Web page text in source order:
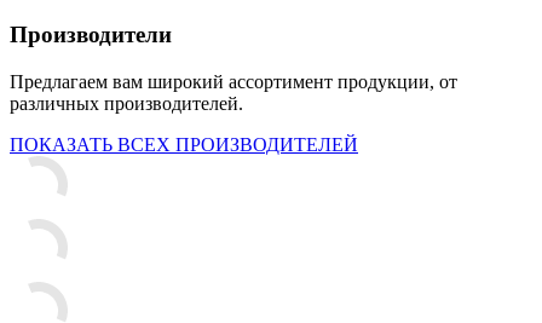
Производители
Предлагаем вам широкий ассортимент продукции, от
различных производителей.
ПОКАЗАТЬ ВСЕХ ПРОИЗВОДИТЕЛЕЙ